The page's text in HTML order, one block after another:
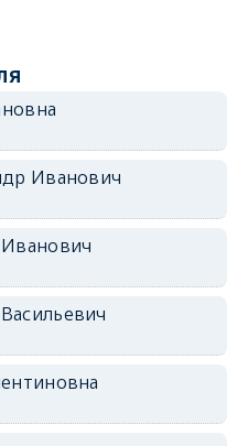
Иванович